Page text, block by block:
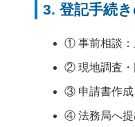
3. 登記手続
① 事前相談：
② 現地調査・
③ 申請書作成
④ 法務局へ提